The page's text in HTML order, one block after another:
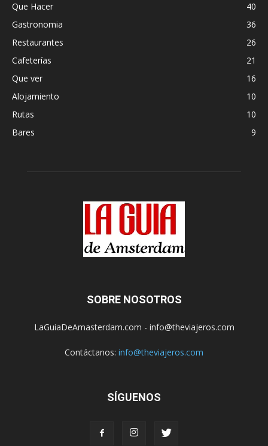
Que Hacer
40
Gastronomia
36
Restaurantes
26
Cafeterías
21
Que ver
16
Alojamiento
10
Rutas
10
Bares
9
SOBRE NOSOTROS
LaGuiaDeAmasterdam.com - info@theviajeros.com
Contáctanos: info@theviajeros.com
SÍGUENOS